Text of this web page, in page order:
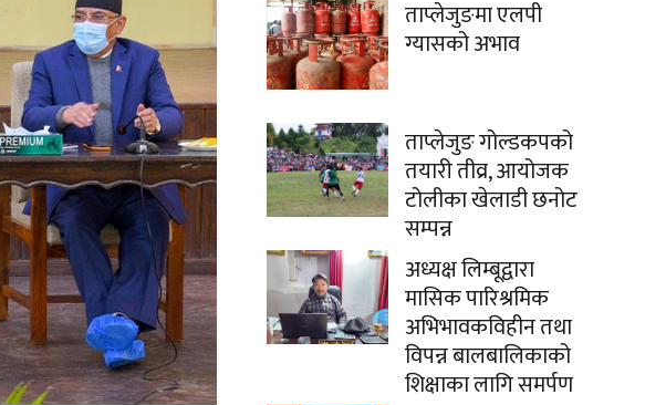
ताप्लेजुङमा एलपी
ग्यासको अभाव
ताप्लेजुङ गोल्डकपको
तयारी तीव्र, आयोजक
टोलीका खेलाडी छनोट
सम्पन्न
अध्यक्ष लिम्बूद्वारा
मासिक पारिश्रमिक
अभिभावकविहीन तथा
विपन्न बालबालिकाको
शिक्षाका लागि समर्पण